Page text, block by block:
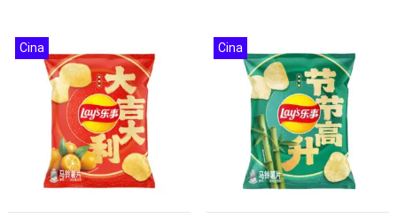
Cina Cina